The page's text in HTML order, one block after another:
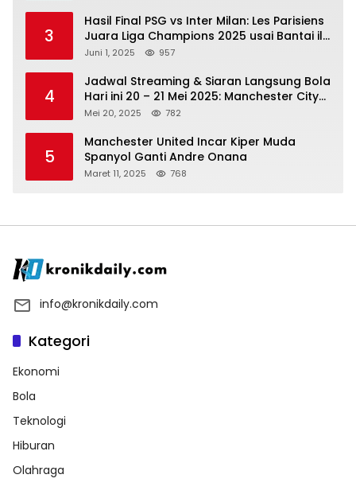
3
Hasil Final PSG vs Inter Milan: Les Parisiens
Juara Liga Champions 2025 usai Bantai il
Nerazzurri
Juni 1, 2025 957
4
Jadwal Streaming & Siaran Langsung Bola
Hari ini 20 – 21 Mei 2025: Manchester City
vs Bournemouth
Mei 20, 2025 782
5
Manchester United Incar Kiper Muda
Spanyol Ganti Andre Onana
Maret 11, 2025 768
info@kronikdaily.com
Kategori
Ekonomi
Bola
Teknologi
Hiburan
Olahraga